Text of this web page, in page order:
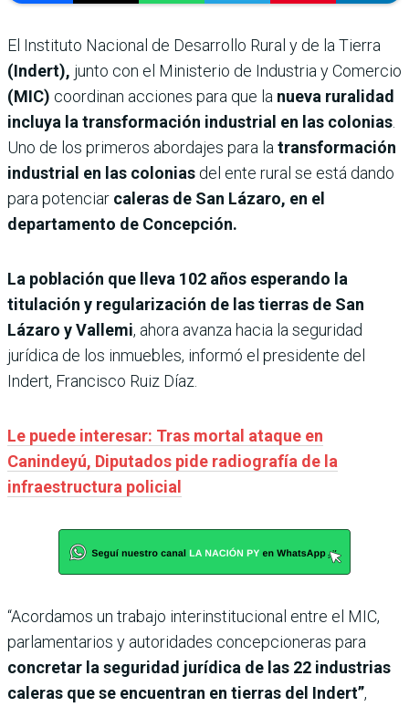
El Instituto Nacional de Desarrollo Rural y de la Tierra
(Indert), junto con el Ministerio de Industria y Comercio
(MIC) coordinan acciones para que la nueva ruralidad
incluya la transformación industrial en las colonias.
Uno de los primeros abordajes para latransformación
industrial en las colonias del ente rural se está dando
para potenciar caleras de San Lázaro, en el
departamento de Concepción.
La población que lleva 102 años esperando la
titulación y regularización de las tierras de San
Lázaro y Vallemi, ahora avanza hacia la seguridad
jurídica de los inmuebles, informó el presidente del
Indert, Francisco Ruiz Díaz.
Le puede interesar: Tras mortal ataque en
Canindeyú, Diputados pide radiografía de la
infraestructura policial
“Acordamos un trabajo interinstitucional entre el MIC,
parlamentarios y autoridades concepcioneras para
concretar la seguridad jurídica de las 22 industrias
caleras que se encuentran en tierras del Indert”,